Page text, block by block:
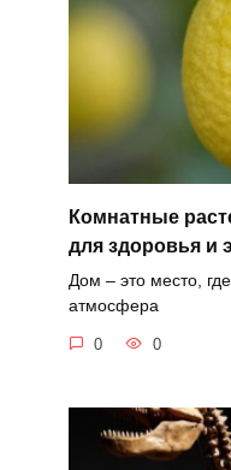
Комнатные
для здоровья и
Дом – это место,
атмосфера
0 0